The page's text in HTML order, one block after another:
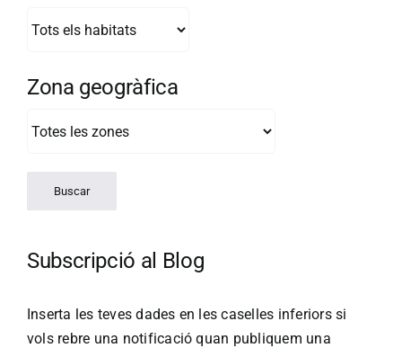
Zona geogràfica
Subscripció al Blog
Inserta les teves dades en les caselles inferiors si
vols rebre una notificació quan publiquem una